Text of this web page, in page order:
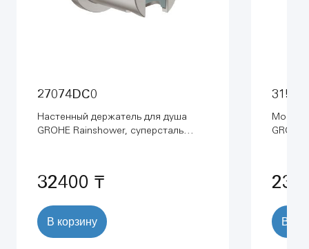
27074DC0
Настенный держатель для душа
GROHE Rainshower, суперсталь
32400 ₸
В корзину
Мойка
В